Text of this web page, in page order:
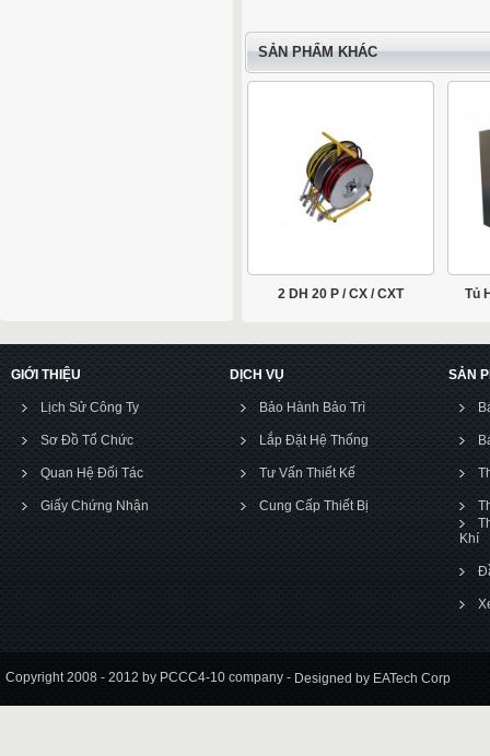
SẢN PHẨM KHÁC
2 DH 20 P / CX / CXT Tủ
GIỚI THIỆU
Lịch Sử Công Ty
Sơ Đồ Tổ Chức
Quan Hệ Đối Tác
Giấy Chứng Nhận
DỊCH VỤ
Bảo Hành Bảo Trì
Lắp Đặt Hệ Thống
Tư Vấn Thiết Kế
Cung Cấp Thiết Bị
SẢN
Khí
Copyright 2008 - 2012 by PCCC4-10 company - Designed by EATech Corp